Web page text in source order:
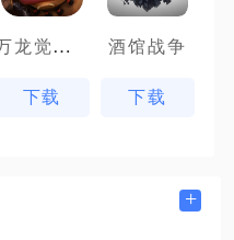
万龙觉醒魔兽战场
下载
酒馆战争
下载
+